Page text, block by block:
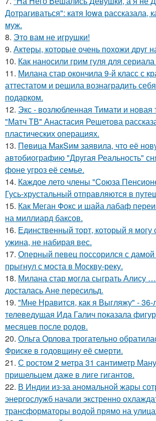
Дотрагиваться": катя Iowa рассказала,
муж.
8. Это вам не игрушки!
9. Актеры, которые очень похожи друг
10. Как наносили грим гуля для
11. Милана стар окончила 9-й класс с
аттестатом и решила вознаградить
подарком.
12. Экс - возлюбленная Тимати и новая
"Матч ТВ" Анастасия Решетова
пластических операциях.
13. Пeвица MакSим заявила, что её
автобиографию "Другая Реальность"
фоне угроз её семье.
14. Каждое лето члены "Союза
Гусь-хрустальный отправляются в
15. Как Меган Фокс и шайа лабаф
на миллиард баксов.
16. Единственный торт, который я могу
ужина, не набирая вес.
17. Оперный певец поссорился с дамой
прыгнул с моста в Москву-реку.
18. Милана стар могла сыграть Алису
досталась Ане пересильд.
19. "Мне Нравится, как я Выгляжу" - 36-
телеведущая Ида Галич показала
месяцев после родов.
20. Ольга Орлова трогательно
Фриске в годовщину её смерти.
21. С ростом 2 метра 31 сантиметр
пришельцем даже в лиге гигантов.
22. В Индии из-за аномальной жары
энергослужб начали экстренно
трансформаторы водой прямо на